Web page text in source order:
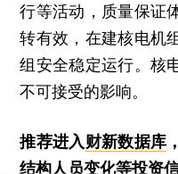
行等活动，质量保证
转有效，在建核电机
组安全稳定运行。核
不可接受的影响。
推荐进入财新数据库
结构人员变化等投资信